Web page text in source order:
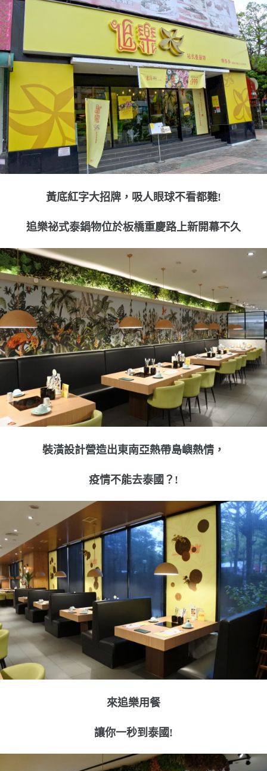
黃底紅字大招牌，吸人眼球不看都難!
追樂祕式泰鍋物位於板橋重慶路上新開幕不久
裝潢設計營造出東南亞熱帶島嶼熱情，
疫情不能去泰國？!
來追樂用餐
讓你一秒到泰國!